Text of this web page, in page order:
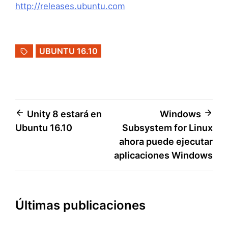
http://releases.ubuntu.com
UBUNTU 16.10
Navegación
de
Unity 8 estará en
Ubuntu 16.10
Windows
Subsystem for Linux
ahora puede ejecutar
aplicaciones Windows
Últimas publicaciones